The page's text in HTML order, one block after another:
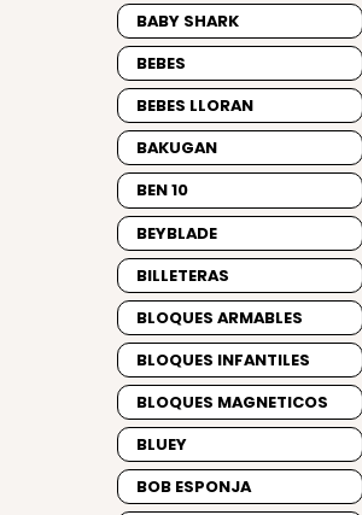
BABY SHARK
BEBES
BEBES LLORAN
BAKUGAN
BEN 10
BEYBLADE
BILLETERAS
BLOQUES ARMABLES
BLOQUES INFANTILES
BLOQUES MAGNETICOS
BLUEY
BOB ESPONJA